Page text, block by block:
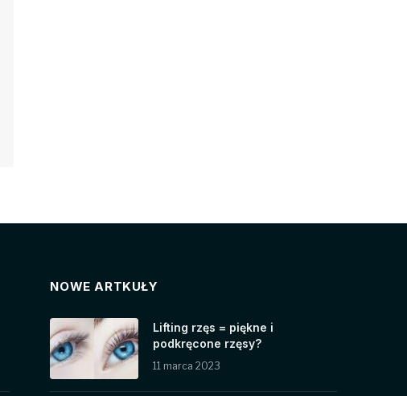
NOWE ARTKUŁY
Lifting rzęs = piękne i
podkręcone rzęsy?
11 marca 2023